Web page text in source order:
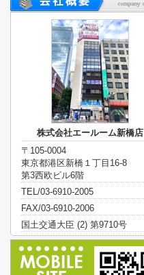
株式会社エールーム新橋店
〒105-0004
東京都港区新橋１丁目16-8
第3西欧ビル6階
TEL/03-6910-2005
FAX/03-6910-2006
国土交通大臣 (2) 第9710号